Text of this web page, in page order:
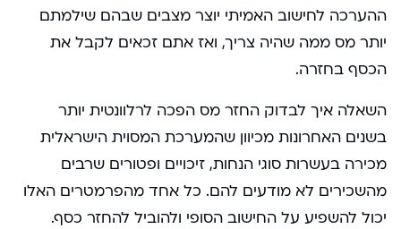
ההערכה לחישוב האמיתי יוצר מצבים שבהם שילמתם
יותר מס ממה שהיה צריך, ואז אתם זכאים לקבל את
הכסף בחזרה.
השאלה איך לבדוק החזר מס הפכה לרלוונטית יותר
בשנים האחרונות מכיוון שהמערכת המסוית הישראלית
מכירה בעשרות סוגי הנחות, זיכויים ופטורים שרבים
מהשכירים לא מודעים להם. כל אחד מהפרמטרים האלו
יכול להשפיע על החישוב הסופי ולהוביל להחזר כסף.